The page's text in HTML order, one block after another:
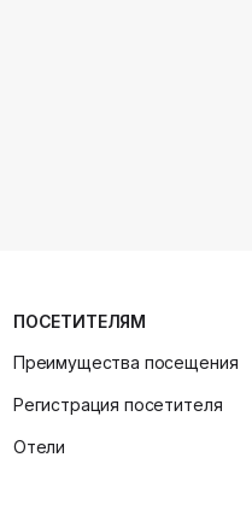
ПОСЕТИТЕЛЯМ
Преимущества посещения
Регистрация посетителя
Отели